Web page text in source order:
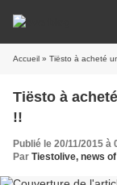
Accueil » Tiësto à acheté
Tiësto à
!!
Publié le 20/11/2015 à
Par Tiestolive, news